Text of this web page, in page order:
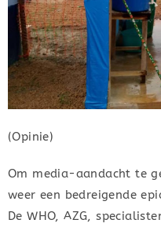
(Opinie)
Om media-aandacht te
weer een bedreigende
De WHO, AZG,